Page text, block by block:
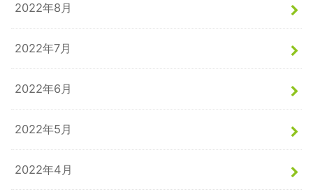
2022年8月
2022年7月
2022年6月
2022年5月
2022年4月